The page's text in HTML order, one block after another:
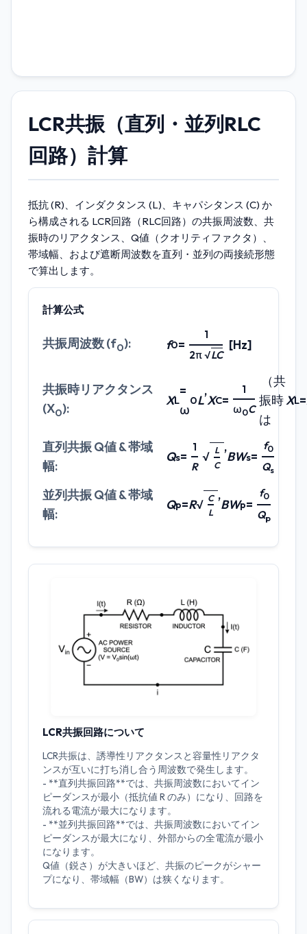
LCR共振（直列・並列RLC
回路）計算
抵抗 (R)、インダクタンス (L)、キャパシタンス (C) か
ら構成される LCR回路（RLC回路）の共振周波数、共
振時のリアクタンス、Q値（クオリティファクタ）、
帯域幅、および遮断周波数を直列・並列の両接続形態
で算出します。
計算公式
共振周波数 (f0): f0=
1
2π √LC
[Hz]
共振時リアクタンス
(X0):
XL
=
ω
0L
,
XC=
1
ω0C
（共
振時
は
XL=
直列共振 Q値 & 帯域
幅:
Qs=
1
R
√ L
C
,
BWs=
f0
Qs
並列共振 Q値 & 帯域
幅:
Qp=R√ C
L
,
BWp=
f0
Qp
LCR共振回路について
LCR共振は、誘導性リアクタンスと容量性リアクタ
ンスが互いに打ち消し合う周波数で発生します。
- **直列共振回路**では、共振周波数においてイン
ピーダンスが最小（抵抗値 R のみ）になり、回路を
流れる電流が最大になります。
- **並列共振回路**では、共振周波数においてイン
ピーダンスが最大になり、外部からの全電流が最小
になります。
Q値（鋭さ）が大きいほど、共振のピークがシャー
プになり、帯域幅（BW）は狭くなります。